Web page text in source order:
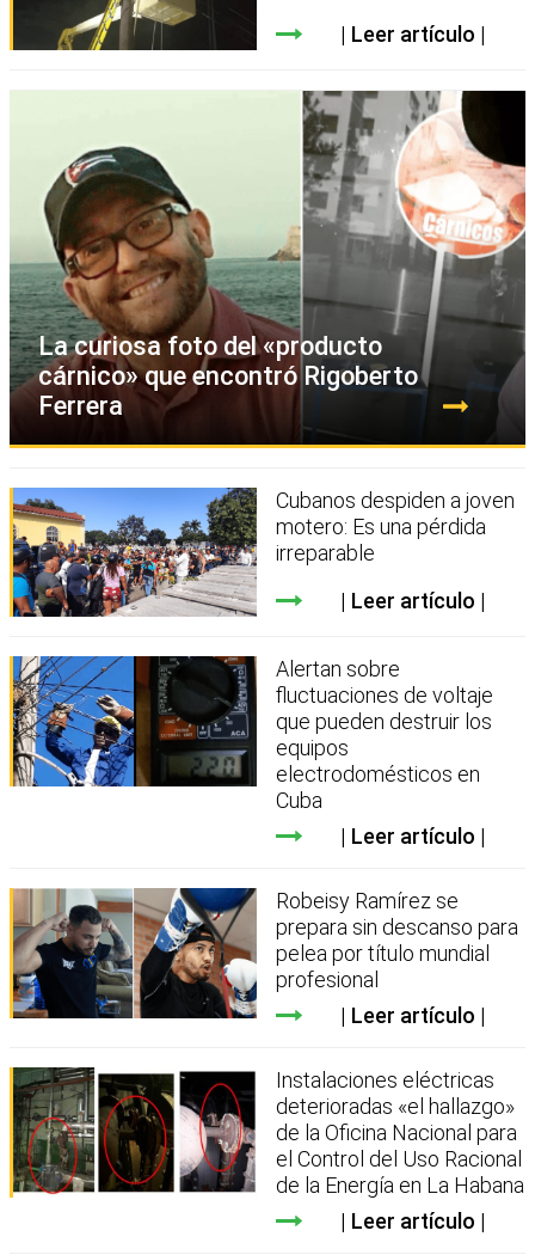
Leer artículo
La curiosa foto del «producto
cárnico» que encontró Rigoberto
Ferrera
Cubanos despiden a joven
motero: Es una pérdida
irreparable
Leer artículo
Alertan sobre
fluctuaciones de voltaje
que pueden destruir los
equipos
electrodomésticos en
Cuba
Leer artículo
Robeisy Ramírez se
prepara sin descanso para
pelea por título mundial
profesional
Leer artículo
Instalaciones eléctricas
deterioradas «el hallazgo»
de la Oficina Nacional para
el Control del Uso Racional
de la Energía en La Habana
Leer artículo